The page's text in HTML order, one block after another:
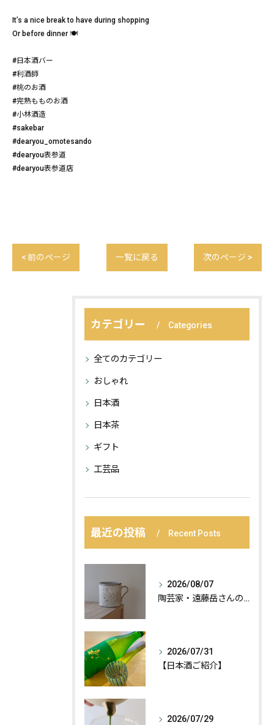
It’s a nice break to have during shopping
Or before dinner 🍽️
#日本酒バー
#利酒師
#桃のお酒
#完熟もものお酒
#小林酒造
#sakebar
#dearyou_omotesando
#dearyou表参道
#dearyou表参道店
< 前のページ 一覧に戻る 次のページ >
カテゴリー Categories
全てのカテゴリー
おしゃれ
日本酒
日本茶
ギフト
工芸品
最近の投稿 Recent Posts
2026/08/07
陶芸家・遠藤岳さんの作品が届きました。
2026/07/31
【日本酒ご紹介】
2026/07/29